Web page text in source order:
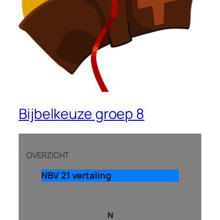
Bijbelkeuze groep 8
OVERZICHT
NBV 21 vertaling
N